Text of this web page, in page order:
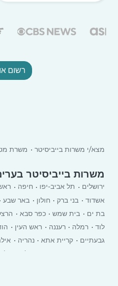
רשום
מצא/י משרות בייביסיטר משרת
משרות בייביסיטר
ירושלים תל אביב-יפו חיפה
אשדוד
בני ברק חולון באר שבע
בת ים
בית שמש כפר סבא
לוד
רמלה רעננה ראש העין
גבעתיים
קריית אתא ‏נהריה
כרמיאל עפולה